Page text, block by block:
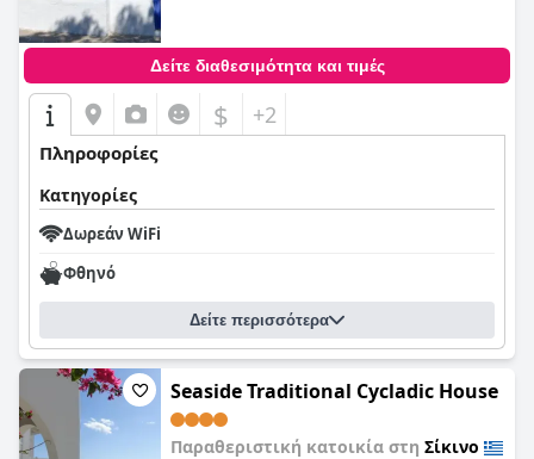
Δείτε διαθεσιμότητα και τιμές
$ +2
Πληροφορίες
Κατηγορίες
Δωρεάν WiFi
Φθηνό
Δείτε περισσότερα
Seaside Traditional Cycladic House
Παραθεριστική κατοικία στη Σίκινο